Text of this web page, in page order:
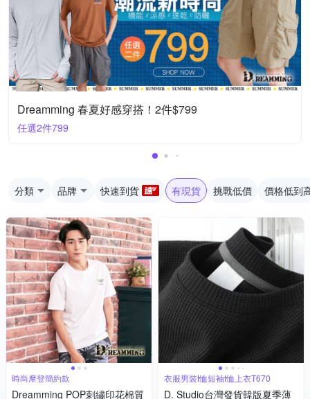
Dreamming 春夏好感穿搭！2件$799
任選2件799
分類 品牌 快速到貨 有現貨 挑戰低價 價格低到
時尚摩登簡約款
Dreamming POP刺繡印花棉質
衣服男裝t恤短袖t恤上衣T670
D. Studio台灣發貨韓版夏季薄